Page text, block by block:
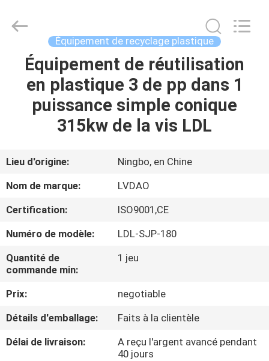
MAISON
PRODUITS
SUJET
DE
NOUS
VISITE
D'USINE
CONTRÔLE
DE
QUALITÉ
MACHINERY
INDUSTRIAL
Reserved.
Developed
Équipement de recyclage plastique
Équipement de réutilisation
en plastique 3 de pp dans 1
puissance simple conique
315kw de la vis LDL
Lieu d'origine:
Ningbo, en Chine
Nom de marque:
LVDAO
Certification:
ISO9001,CE
Numéro de modèle:
LDL-SJP-180
Quantité de
commande min:
1 jeu
Prix:
negotiable
Détails d'emballage:
Faits à la clientèle
Délai de livraison:
A reçu l'argent avancé pendant
40 jours